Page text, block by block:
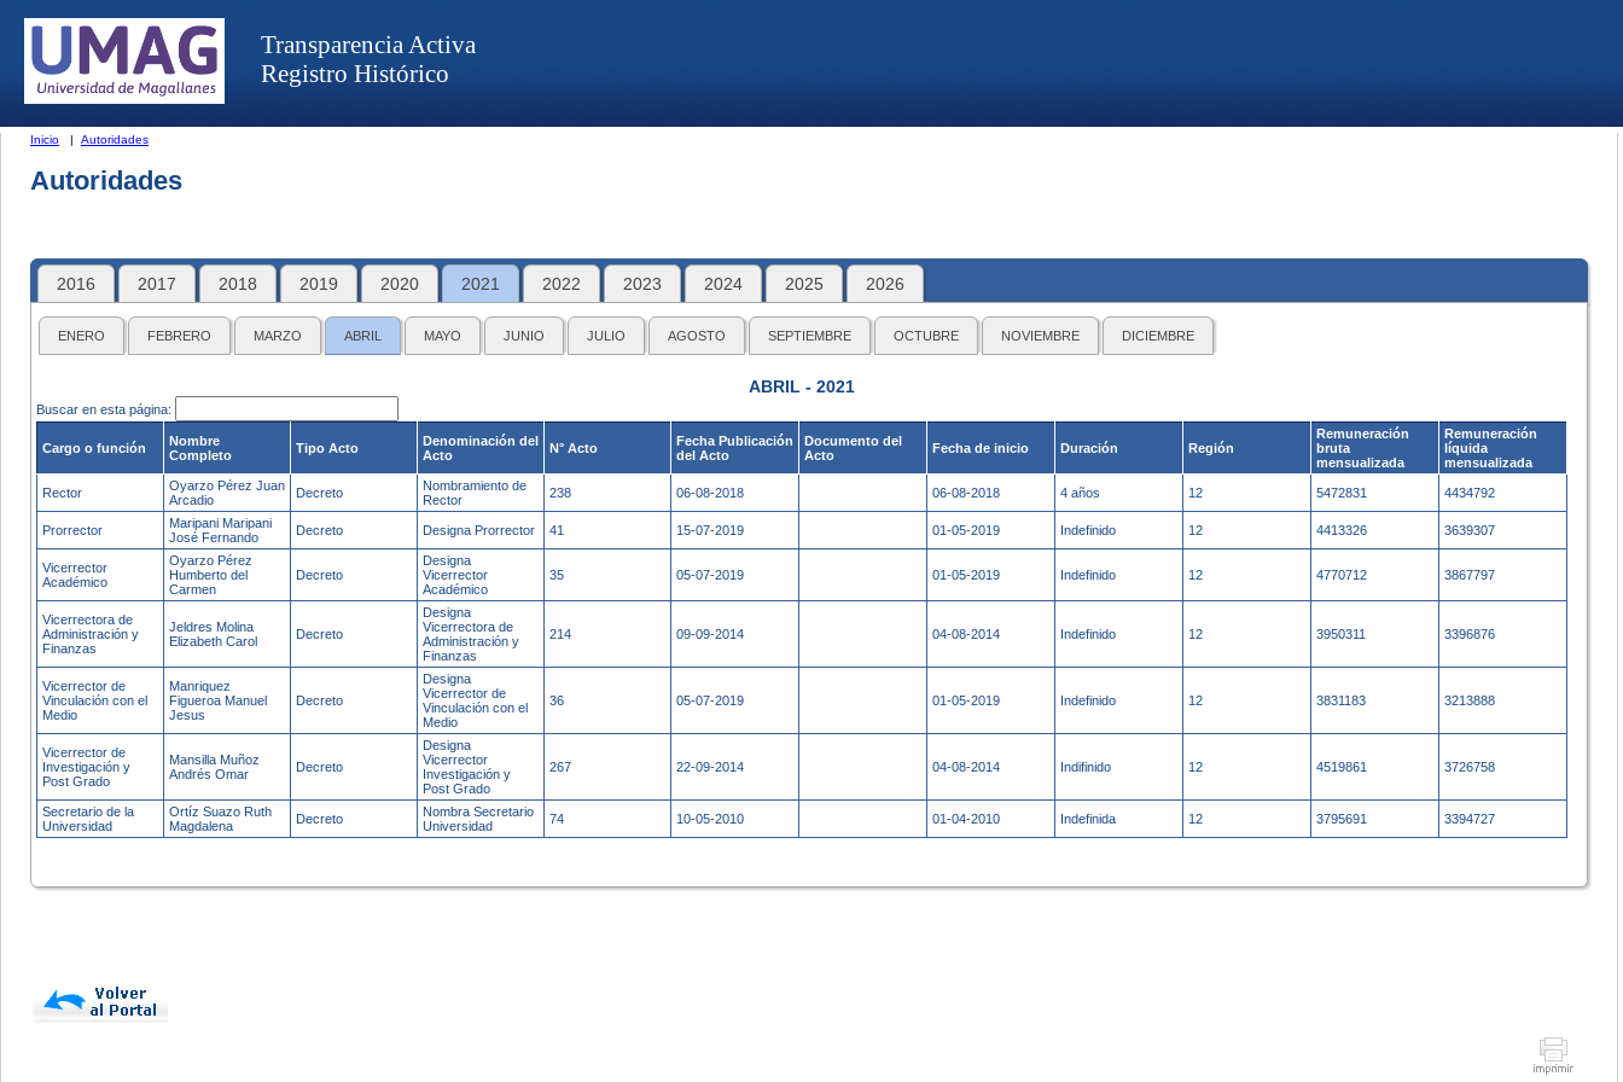
Transparencia Activa
Registro Histórico
Inicio | Autoridades
Autoridades
2016 2017 2018 2019 2020 2021 2022 2023 2024 2025 2026
ENERO FEBRERO MARZO ABRIL MAYO JUNIO JULIO AGOSTO SEPTIEMBRE OCTUBRE NOVIEMBRE DICIEMBRE
ABRIL - 2021
Buscar en esta página:
Cargo o función
Nombre
Completo
Tipo Acto
Denominación del
Acto
N° Acto
Fecha Publicación
del Acto
Documento del
Acto
Fecha de inicio Duración Región
Remuneración
bruta
mensualizada
Remuneración
líquida
mensualizada
Rector
Oyarzo Pérez Juan
Arcadio
Decreto
Nombramiento de
Rector
238 06-08-2018 06-08-2018 4 años 12 5472831 4434792
Prorrector
Maripani Maripani
José Fernando
Decreto Designa Prorrector 41 15-07-2019 01-05-2019 Indefinido 12 4413326 3639307
Vicerrector
Académico
Oyarzo Pérez
Humberto del
Carmen
Decreto
Designa
Vicerrector
Académico
35 05-07-2019 01-05-2019 Indefinido 12 4770712 3867797
Vicerrectora de
Administración y
Finanzas
Jeldres Molina
Elizabeth Carol
Decreto
Designa
Vicerrectora de
Administración y
Finanzas
214 09-09-2014 04-08-2014 Indefinido 12 3950311 3396876
Vicerrector de
Vinculación con el
Medio
Manriquez
Figueroa Manuel
Jesus
Decreto
Designa
Vicerrector de
Vinculación con el
Medio
36 05-07-2019 01-05-2019 Indefinido 12 3831183 3213888
Vicerrector de
Investigación y
Post Grado
Mansilla Muñoz
Andrés Omar
Decreto
Designa
Vicerrector
Investigación y
Post Grado
267 22-09-2014 04-08-2014 Indifinido 12 4519861 3726758
Secretario de la
Universidad
Ortíz Suazo Ruth
Magdalena
Decreto
Nombra Secretario
Universidad
74 10-05-2010 01-04-2010 Indefinida 12 3795691 3394727